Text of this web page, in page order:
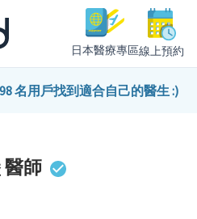
日本醫療專區線上預約
名用戶找到適合自己的醫生 :)
醫師